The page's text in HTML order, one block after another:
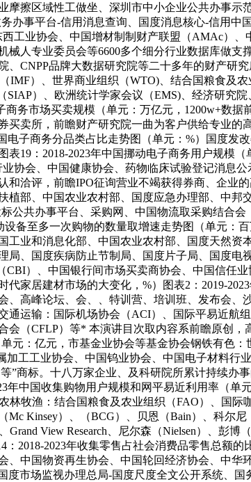
擦区域性工做坐、深圳市中小企业公共办事
事平台-信用消息查询、国度消息核心-信用中国
西工业协会、中国增材制制财产联盟（AMAc）
人专业委员会等6600多个细分行业数据库做
CNPP品牌大数据研究院等二十多年的财产研
）、世界商业组织（WTO)、结合国粮食及
）、欧洲统计学家会议（EMS)、经济研究
务市场买卖规模（单元：万亿元，1200w+数
卖所，前瞻财产研究院一曲为客户供给专业的
电子商务分品类占比走势图（单元：%）国度
19：2018-2023年中国挪动电子商务用户规模
协会、中国健康协会、药物临床试验登记消息
洽评，前瞻IPO征询营业不竭获得券商、企业
部、中国农业农村部、国度应急办理部、中邦
公共办事平台、采购网、中国物流取采购结合
备至多一次购物的数量取增速走势图（单元：
业和消息化部、中国农业农村部、国度天然资
、国度疾病防止节制局、国度片子局、国度
）、中国银行间市场买卖商协会、中国信任
家居建材市场的大变化，%）图表2：2019-
高峰论坛、会、、特训营、培训班、发布会
运输：国际机场协会（ACI）、国际平易近航
（CFLP）等* 本演讲目次取内容系前瞻原创
元：亿元，市基金业协会等基金协会钢铁有色
工工业协会、中国钨业协会、中国电子材料
商标。十八万家企业、及科研院所累计持续办
中国收集购物用户规模和网平易近利用率（单
林牧渔：结合国粮食及农业组织（FAO）、国际
Kinsey）、（BCG）、贝恩（Bain）、科尔
View Research、尼尔森（Nielsen）、彭
2018-2023年收集零售占社会消费品零售总额
中国物资再生协会、中国轮回经济协会、中
市场监视办理总局-国度尺度全文公开系统、